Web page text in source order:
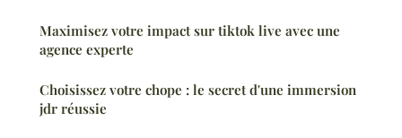
Maximisez votre impact sur tiktok live avec une
agence experte
Choisissez votre chope : le secret d'une immersion
jdr réussie